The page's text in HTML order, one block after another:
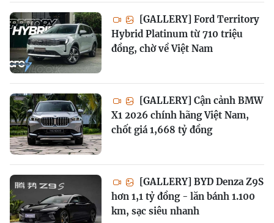
[GALLERY] Ford Territory
Hybrid Platinum từ 710 triệu
đồng, chờ về Việt Nam
[GALLERY] Cận cảnh BMW
X1 2026 chính hãng Việt Nam,
chốt giá 1,668 tỷ đồng
[GALLERY] BYD Denza Z9S
hơn 1,1 tỷ đồng - lăn bánh 1.100
km, sạc siêu nhanh